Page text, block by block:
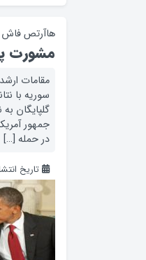
هاآرتص فاش
مشورت
مقامات
سوریه با
گلپایگان
جمهور
در حمله […]
تاریخ انتشار: ۰۹:۴۰ - دوشنبه